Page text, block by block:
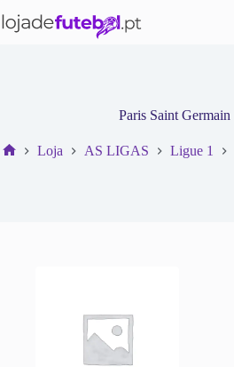
para
Paris Saint Germain
Loja AS LIGAS Ligue 1